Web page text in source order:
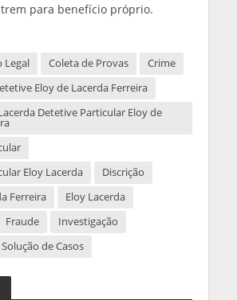
para benefício próprio.
Legal Coleta de Provas
Crime
Eloy de Lacerda Ferreira
Detetive Particular Eloy de
Eloy Lacerda
Discrição
Ferreira
Eloy Lacerda
Fraude
Investigação
Solução de Casos